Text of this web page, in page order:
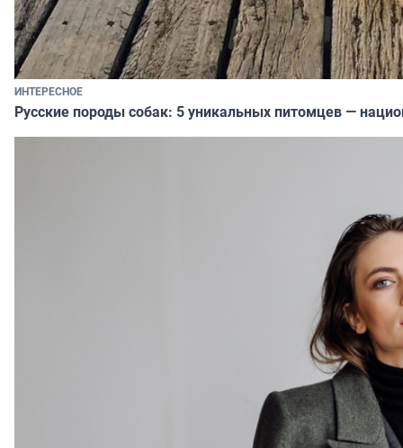
ИНТЕРЕСНОЕ
Русские породы собак: 5 уникальных питомцев —